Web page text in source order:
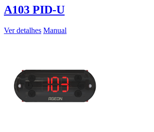
A103 PID-U
Ver detalhes Manual